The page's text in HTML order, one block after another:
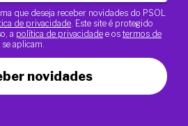
que deseja receber novidades do PSOL
de privacidade . Este site é protegido
a política de privacidade e os termos de
aplicam.
novidades